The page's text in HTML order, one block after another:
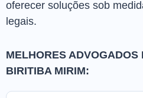
oferecer soluções sob
legais.
MELHORES ADVOGADOS
BIRITIBA MIRIM: